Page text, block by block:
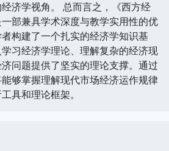
济学视角。 总而言之，《西方经
部兼具学术深度与教学实用性的优
构建了一个扎实的经济学知识基
习经济学理论、理解复杂的经济现
问题提供了坚实的理论支撑。通过
够掌握理解现代市场经济运作规律
具和理论框架。